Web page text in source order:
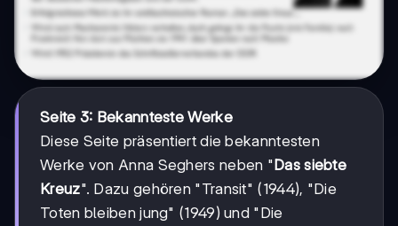
Seite 3: Bekannteste Werke
Diese Seite präsentiert die bekanntesten
Werke von Anna Seghers neben " Das siebte
Kreuz". Dazu gehören "Transit" (1944), "Die
Toten bleiben jung" (1949) und "Die